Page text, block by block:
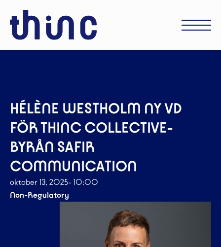
HÉLÈNE WESTHOLM NY VD
FÖR THINC COLLECTIVE-
BYRÅN SAFIR
COMMUNICATION
oktober 13, 2025- 10:00
Non-Regulatory